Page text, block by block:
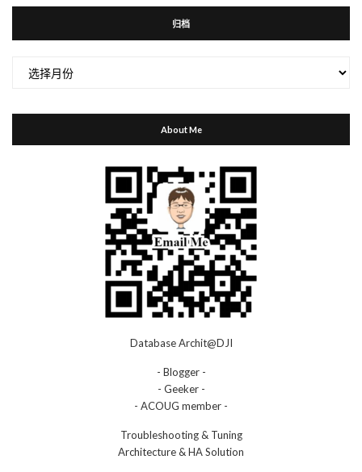
归档
About Me
Database Archit@DJI
- Blogger -
- Geeker -
- ACOUG member -
Troubleshooting & Tuning
Architecture & HA Solution